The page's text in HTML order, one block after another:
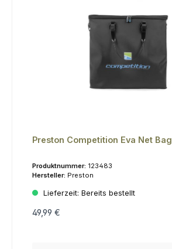
Preston Competition Eva Net Bag
Produktnummer: 123483
Hersteller: Preston
Lieferzeit: Bereits bestellt
49,99 €